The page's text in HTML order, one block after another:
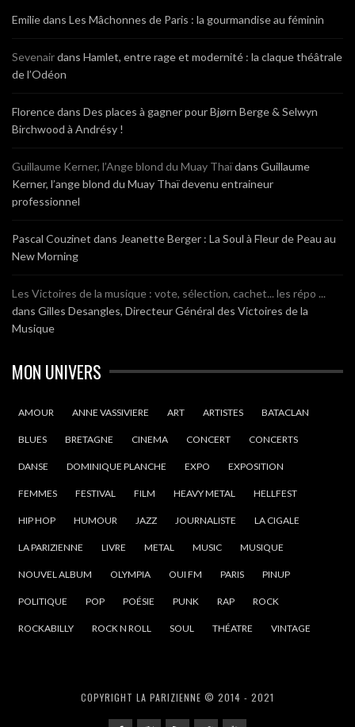
Emiliedans Les Mâchonnes de Paris : la gourmandise au féminin
Sevenairdans Hamlet, entre rage et modernité : la claque théâtrale
de l’Odéon
Florencedans Des places à gagner pour Bjørn Berge & Selwyn
Birchwood à Andrésy !
Guillaume Kerner, l’Ange blond du Muay Thaïdans Guillaume
Kerner, l’ange blond du Muay Thaï devenu entraineur
professionnel
Pascal Couzinet dans Jeanette Berger : La Soul à Fleur de Peau au
New Morning
Les Victoires de la musique : vote, sélection, cachet... les répo ...
dans Gilles Desangles, Directeur Général des Victoires de la
Musique
MON UNIVERS
AMOUR ANNE VASSIVIERE ART ARTISTES BATACLAN
BLUES BRETAGNE CINEMA CONCERT CONCERTS
DANSE DOMINIQUE PLANCHE EXPO EXPOSITION
FEMMES FESTIVAL FILM HEAVY METAL HELLFEST
HIP HOP HUMOUR JAZZ JOURNALISTE LA CIGALE
LA PARIZIENNE LIVRE METAL MUSIC MUSIQUE
NOUVEL ALBUM OLYMPIA OUI FM PARIS PINUP
POLITIQUE POP POÉSIE PUNK RAP ROCK
ROCKABILLY ROCK N ROLL SOUL THÉATRE VINTAGE
COPYRIGHT LA PARIZIENNE © 2014 - 2021